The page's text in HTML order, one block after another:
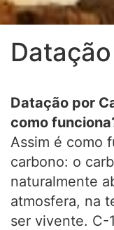
Datação por
como
Assim é como
carbono: o
naturalmente
atmosfera, na
ser vivente. C-